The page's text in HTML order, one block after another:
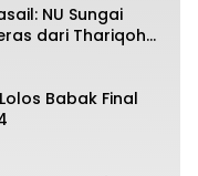
NU Sungai
dari Thariqoh
Babak Final